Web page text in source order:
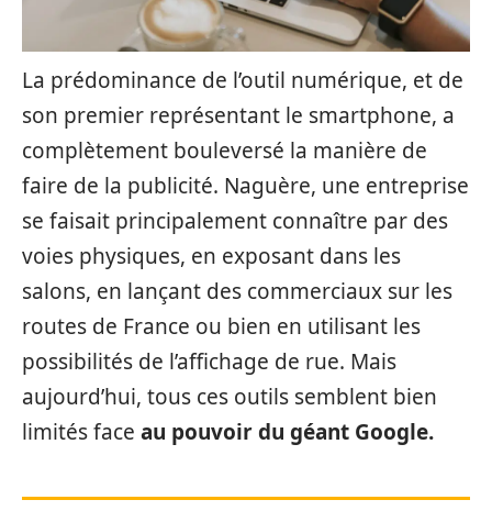
La prédominance de l’outil numérique, et de
son premier représentant le smartphone, a
complètement bouleversé la manière de
faire de la publicité. Naguère, une entreprise
se faisait principalement connaître par des
voies physiques, en exposant dans les
salons, en lançant des commerciaux sur les
routes de France ou bien en utilisant les
possibilités de l’affichage de rue. Mais
aujourd’hui, tous ces outils semblent bien
limités face au pouvoir du géant Google.